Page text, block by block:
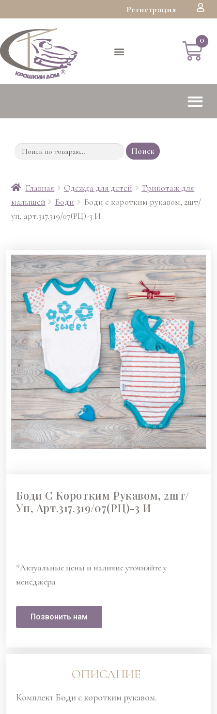
Регистрация
Поиск
Главная Одежда для детей
Трикотаж для
малышей
Боди
Боди с коротким рукавом, 2шт/
уп, арт.317.319/07(РЦ)-3 И
Боди С Коротким Рукавом, 2шт/
Уп, Арт.317.319/07(РЦ)-3 И
*Актуальные цены и наличие уточняйте у
менеджера
Позвонить нам
ОПИСАНИЕ
Комплект Боди с коротким рукавом.